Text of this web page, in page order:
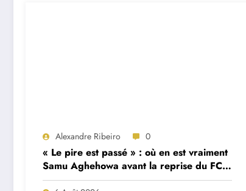
Alexandre Ribeiro 0
« Le pire est passé » : où en est vraiment
Samu Aghehowa avant la reprise du FC
Porto ?